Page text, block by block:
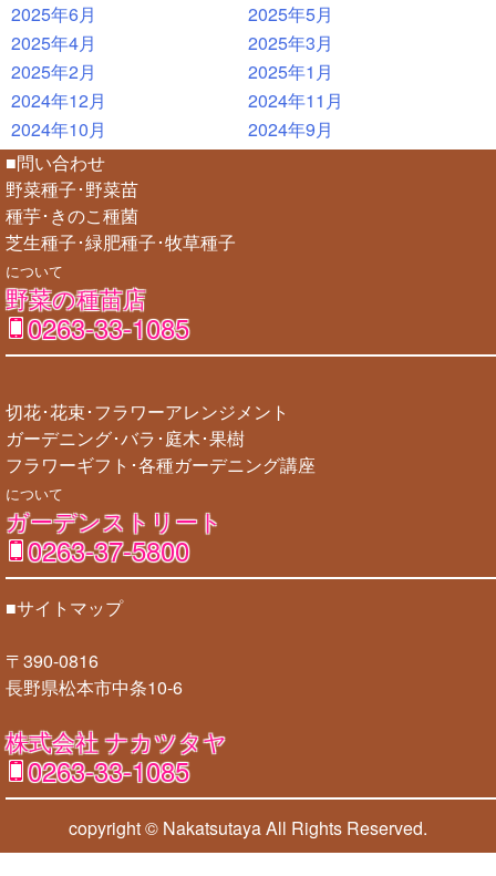
2025年6月
2025年5月
2025年4月
2025年3月
2025年2月
2025年1月
2024年12月
2024年11月
2024年10月
2024年9月
■問い合わせ
野菜種子･野菜苗
種芋･きのこ種菌
芝生種子･緑肥種子･牧草種子
について
野菜の種苗店
0263-33-1085
切花･花束･フラワーアレンジメント
ガーデニング･バラ･庭木･果樹
フラワーギフト･各種ガーデニング講座
について
ガーデンストリート
0263-37-5800
■サイトマップ
〒390-0816
長野県松本市中条10-6
株式会社 ナカツタヤ
0263-33-1085
copyright © NakatsutayaAll Rights Reserved.